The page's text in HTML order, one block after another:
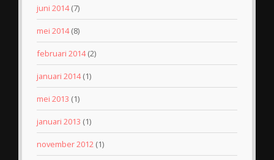
juni 2014(7)
mei 2014(8)
februari 2014(2)
januari 2014(1)
mei 2013 (1)
januari 2013 (1)
november 2012 (1)